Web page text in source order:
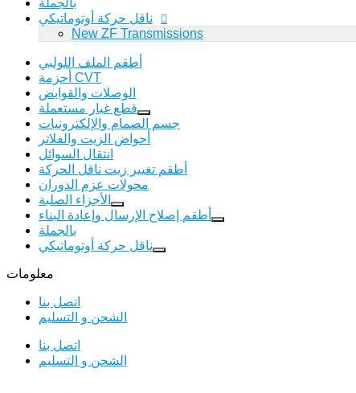
بالجملة
ناقل حركة أوتوماتيكي
New ZF Transmissions
أطقم الملف اللولبي
أحزمة CVT
الوصلات والقوابض
قطع غيار مستعملة
جسم الصمام والإلكترونيات
أحواض الزيت والفلاتر
انتقال السوائل
أطقم تغيير زيت ناقل الحركة
محولات عزم الدوران
الأجزاء الصلبة
أطقم إصلاح الإرسال وإعادة البناء
بالجملة
ناقل حركة أوتوماتيكي
معلومات
اتصل بنا
الشحن و التسليم
اتصل بنا
الشحن و التسليم